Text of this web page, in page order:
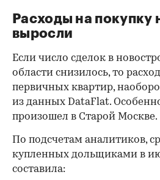
Расходы на покупку
выросли
Если число сделок в
области снизилось, то
первичных квартир,
из данных DataFlat.
произошел в Старой Москве.
По подсчетам аналитиков,
купленных дольщиками в
составила: